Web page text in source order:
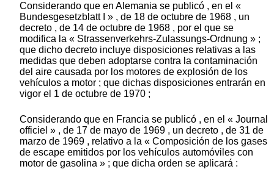
Considerando que en Alemania se publicó , en el «
Bundesgesetzblatt I » , de 18 de octubre de 1968 , un
decreto , de 14 de octubre de 1968 , por el que se
modifica la « Strassenverkehrs-Zulassungs-Ordnung » ;
que dicho decreto incluye disposiciones relativas a las
medidas que deben adoptarse contra la contaminación
del aire causada por los motores de explosión de los
vehículos a motor ; que dichas disposiciones entrarán en
vigor el 1 de octubre de 1970 ;
Considerando que en Francia se publicó , en el « Journal
officiel » , de 17 de mayo de 1969 , un decreto , de 31 de
marzo de 1969 , relativo a la « Composición de los gases
de escape emitidos por los vehículos automóviles con
motor de gasolina » ; que dicha orden se aplicará :